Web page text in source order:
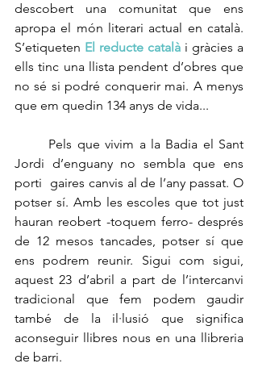
descobert una comunitat que ens
apropa el món literari actual en català.
S’etiqueten El reducte català i gràcies a
ells tinc una llista pendent d’obres que
no sé si podré conquerir mai. A menys
que em quedin 134 anys de vida...
Jordi d’enguany no sembla que ens
porti  gaires canvis al de l’any passat. O
potser sí. Amb les escoles que tot just
hauran reobert -toquem ferro- després
de 12 mesos tancades, potser sí que
ens podrem reunir. Sigui com sigui,
aquest 23 d’abril a part de l’intercanvi
tradicional que fem podem gaudir
també de la il·lusió que significa
aconseguir llibres nous en una llibreria
de barri.